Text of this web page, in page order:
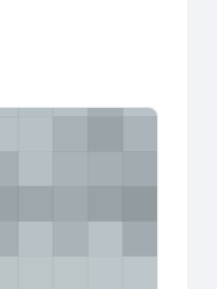
Extranjería Demo